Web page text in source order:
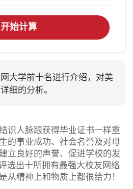
开始计算
大学前十名进行介绍，对美
细的分析。
识人脉跟获得毕业证书一样重
的事业成功、社会名誉及对母
立良好的声誉、促进学校的发
选出十所拥有最强大校友网络
从精神上和物质上都很给力！